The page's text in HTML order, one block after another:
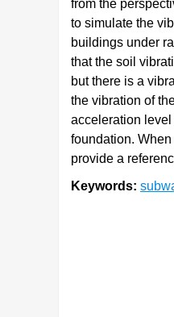
from the
to simulate the
buildings under
that the soil
but there is a
the vibration of
acceleration
foundation.
provide a
Keywords: